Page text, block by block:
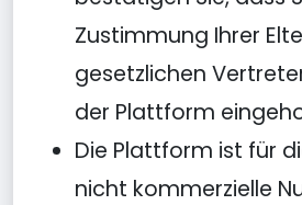
Zustimmung Ihrer
gesetzlichen
der Plattform
Die Plattform ist für
nicht kommerzielle